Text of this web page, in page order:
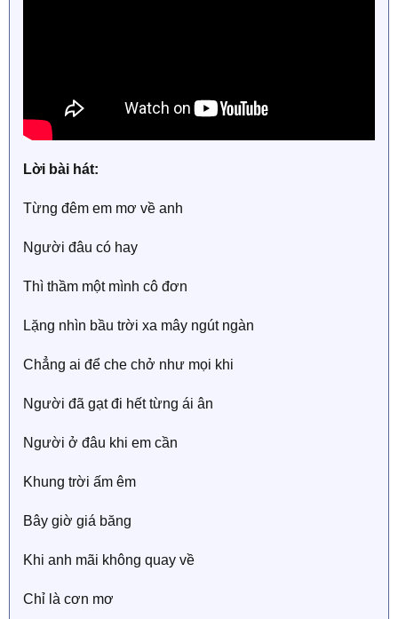
Lời bài hát:
Từng đêm em mơ về anh
Người đâu có hay
Thì thầm một mình cô đơn
Lặng nhìn bầu trời xa mây ngút ngàn
Chẳng ai để che chở như mọi khi
Người đã gạt đi hết từng ái ân
Người ở đâu khi em cần
Khung trời ấm êm
Bây giờ giá băng
Khi anh mãi không quay về
Chỉ là cơn mơ